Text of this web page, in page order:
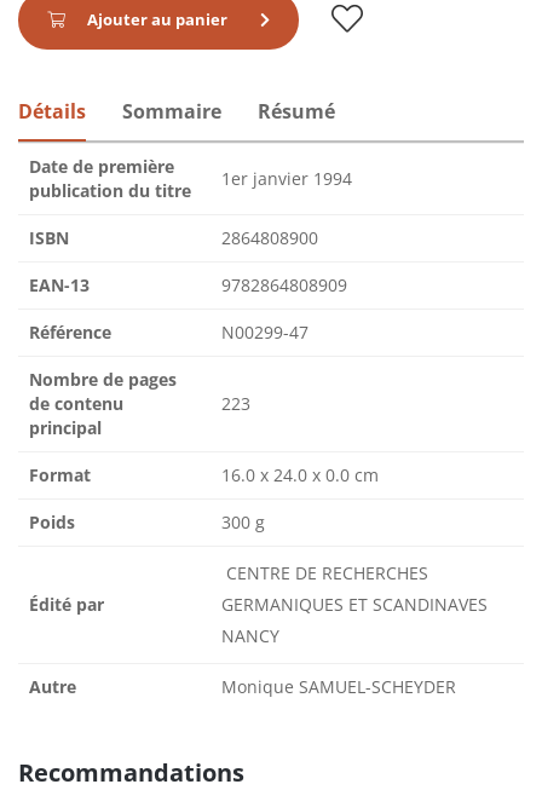
Ajouter au panier
Détails Sommaire Résumé
Date de première
publication du titre
1er janvier 1994
ISBN 2864808900
EAN-13 9782864808909
Référence N00299-47
Nombre de pages
de contenu
principal
223
Format 16.0 x 24.0 x 0.0 cm
Poids 300 g
Édité par
CENTRE DE RECHERCHES
GERMANIQUES ET SCANDINAVES
NANCY
Autre Monique SAMUEL-SCHEYDER
Recommandations